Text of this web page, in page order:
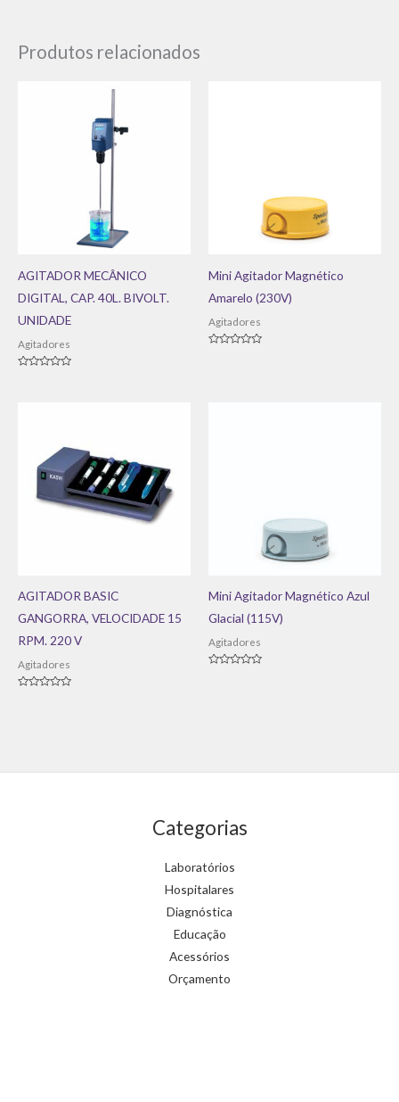
Produtos relacionados
AGITADOR MECÂNICO
DIGITAL, CAP. 40L. BIVOLT.
UNIDADE
Agitadores
Mini Agitador Magnético
Amarelo (230V)
Agitadores
AGITADOR BASIC
GANGORRA, VELOCIDADE 15
RPM. 220 V
Agitadores
Mini Agitador Magnético Azul
Glacial (115V)
Agitadores
Categorias
Laboratórios
Hospitalares
Diagnóstica
Educação
Acessórios
Orçamento